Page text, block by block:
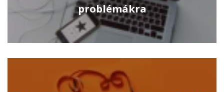
problémákra